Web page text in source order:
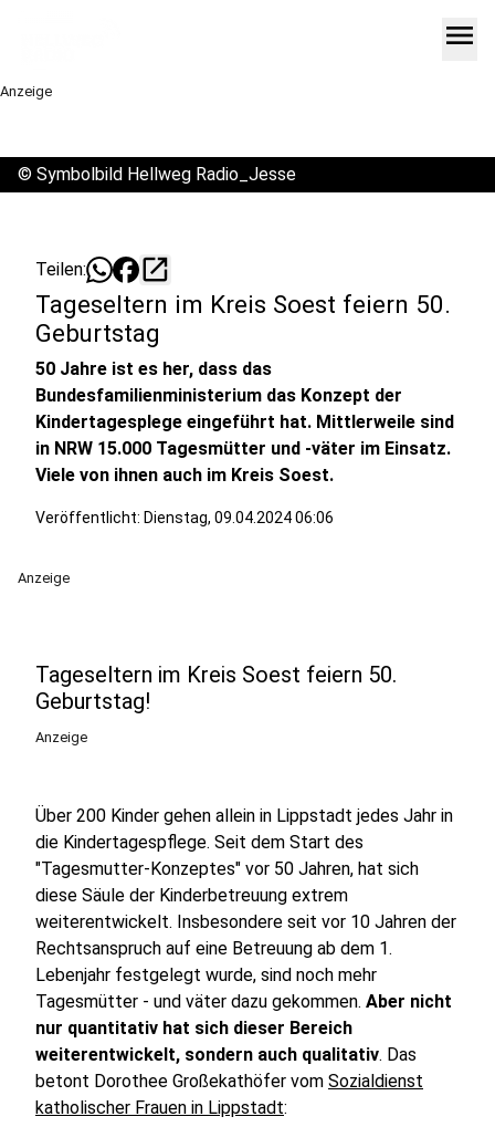
menu
Anzeige
© Symbolbild Hellweg Radio_Jesse
Teilen: open_in_new
Tageseltern im Kreis Soest feiern 50.
Geburtstag
50 Jahre ist es her, dass das
Bundesfamilienministerium das Konzept der
Kindertagesplege eingeführt hat. Mittlerweile sind
in NRW 15.000 Tagesmütter und -väter im Einsatz.
Viele von ihnen auch im Kreis Soest.
Veröffentlicht: Dienstag, 09.04.2024 06:06
Anzeige
Tageseltern im Kreis Soest feiern 50.
Geburtstag!
Anzeige
Über 200 Kinder gehen allein in Lippstadt jedes Jahr in
die Kindertagespflege. Seit dem Start des
"Tagesmutter-Konzeptes" vor 50 Jahren, hat sich
diese Säule der Kinderbetreuung extrem
weiterentwickelt. Insbesondere seit vor 10 Jahren der
Rechtsanspruch auf eine Betreuung ab dem 1.
Lebenjahr festgelegt wurde, sind noch mehr
Tagesmütter - und väter dazu gekommen. Aber nicht
nur quantitativ hat sich dieser Bereich
weiterentwickelt, sondern auch qualitativ. Das
betont Dorothee Großekathöfer vom Sozialdienst
katholischer Frauen in Lippstadt: